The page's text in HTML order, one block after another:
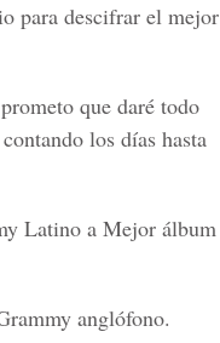
para descifrar el mejor
que daré todo
los días hasta
Latino a Mejor álbum
anglófono.